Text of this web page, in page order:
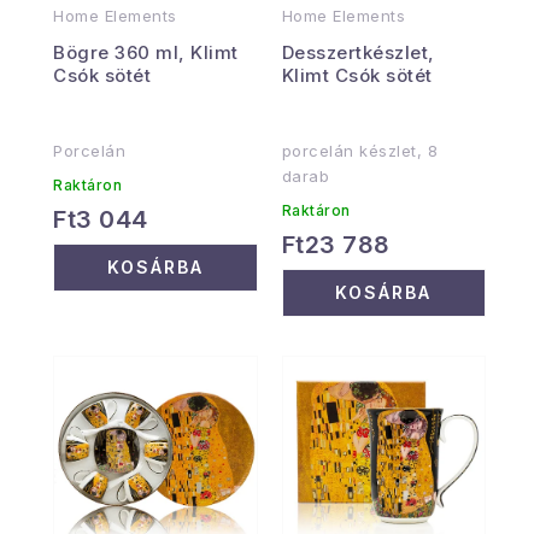
Home Elements
Bögre 360 ml, Klimt
Csók sötét
Porcelán
Raktáron
Ft3 044
KOSÁRBA
Home Elements
Desszertkészlet,
Klimt Csók sötét
porcelán készlet, 8
darab
Raktáron
Ft23 788
KOSÁRBA